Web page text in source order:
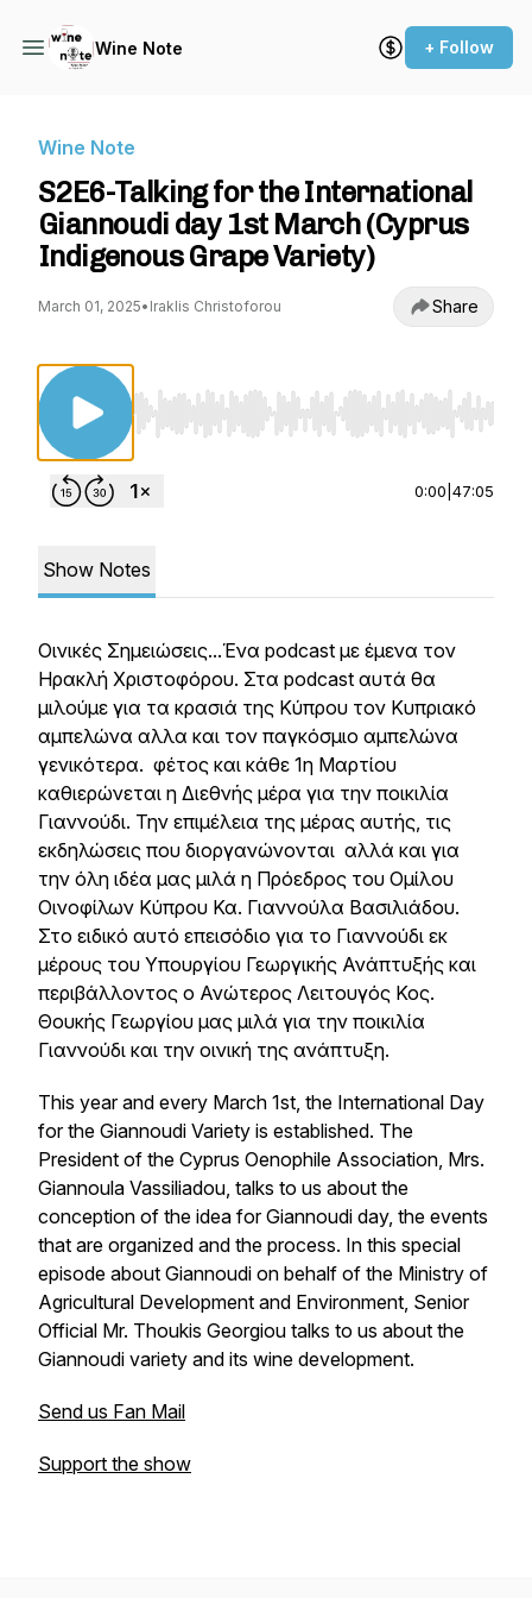
Wine Note + Follow
Wine Note
S2E6-Talking for the International
Giannoudi day 1st March (Cyprus
Indigenous Grape Variety)
March 01, 2025• Iraklis Christoforou Share
Use Left/Right to seek, Home/End to jump
0:00 47:05
Show Notes
Οινικές Σημειώσεις...Ένα podcast με έμενα τον
Ηρακλή Χριστοφόρου. Στα podcast αυτά θα
μιλούμε για τα κρασιά της Κύπρου τον Κυπριακό
αμπελώνα αλλα και τον παγκόσμιο αμπελώνα
γενικότερα. φέτος και κάθε 1η Μαρτίου
καθιερώνεται η Διεθνής μέρα για την ποικιλία
Γιαννούδι. Την επιμέλεια της μέρας αυτής, τις
εκδηλώσεις που διοργανώνονται αλλά και για
την όλη ιδέα μας μιλά η Πρόεδρος του Ομίλου
Οινοφίλων Κύπρου Κα. Γιαννούλα Βασιλιάδου.
Στο ειδικό αυτό επεισόδιο για το Γιαννούδι εκ
μέρους του Υπουργίου Γεωργικής Ανάπτυξής και
περιβάλλοντος ο Ανώτερος Λειτουγός Κος.
Θουκής Γεωργίου μας μιλά για την ποικιλία
Γιαννούδι και την οινική της ανάπτυξη.
This year and every March 1st, the International Day
for the Giannoudi Variety is established. The
President of the Cyprus Oenophile Association, Mrs.
Giannoula Vassiliadou, talks to us about the
conception of the idea for Giannoudi day, the events
that are organized and the process. In this special
episode about Giannoudi on behalf of the Ministry of
Agricultural Development and Environment, Senior
Official Mr. Thoukis Georgiou talks to us about the
Giannoudi variety and its wine development.
Send us Fan Mail
Support the show